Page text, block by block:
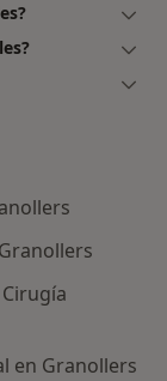
en Granollers